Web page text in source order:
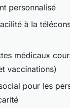
personnalisé
à la
médicaux
vaccinations)
pour les